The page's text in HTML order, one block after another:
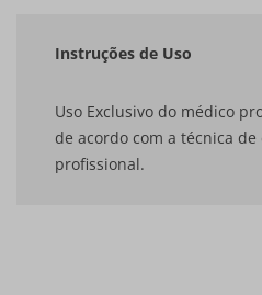
Instruções de Uso
Uso Exclusivo do médico
de acordo com a técnica
profissional.